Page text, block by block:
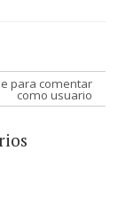
para comentar
como usuario